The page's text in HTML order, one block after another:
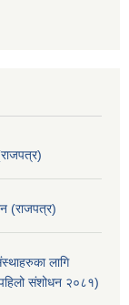
(राजपत्र)
लागि
संशोधन २०८१)